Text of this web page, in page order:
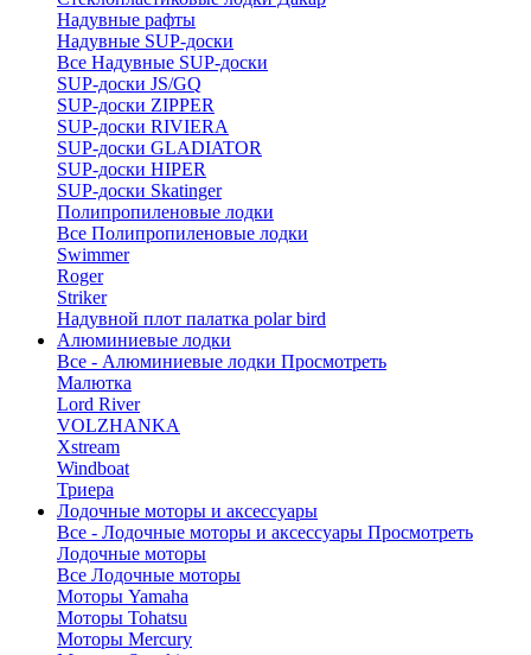
Надувные рафты
Надувные SUP-доски
Все Надувные SUP-доски
SUP-доски JS/GQ
SUP-доски ZIPPER
SUP-доски RIVIERA
SUP-доски GLADIATOR
SUP-доски HIPER
SUP-доски Skatinger
Полипропиленовые лодки
Все Полипропиленовые лодки
Swimmer
Roger
Striker
Надувной плот палатка polar bird
Алюминиевые лодки
Все - Алюминиевые лодки Просмотреть
Малютка
Lord River
VOLZHANKA
Xstream
Windboat
Триера
Лодочные моторы и аксессуары
Все - Лодочные моторы и аксессуары Просмотреть
Лодочные моторы
Все Лодочные моторы
Моторы Yamaha
Моторы Tohatsu
Моторы Mercury